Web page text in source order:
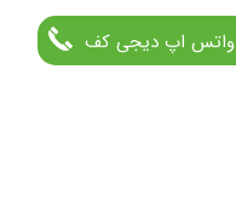
واتس اپ دیجی کف